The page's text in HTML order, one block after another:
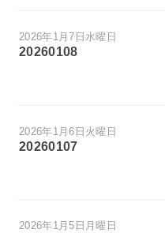
2026年1月7日水曜日
20260108
2026年1月6日火曜日
20260107
2026年1月5日月曜日